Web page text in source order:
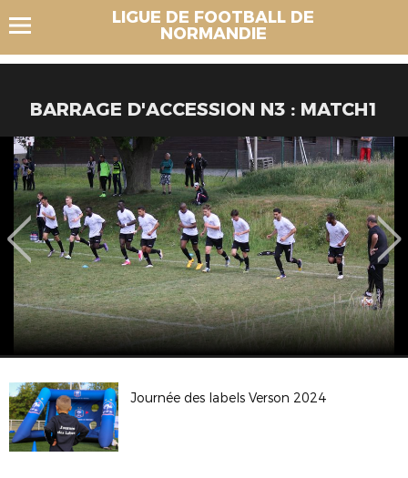
LIGUE DE FOOTBALL DE
NORMANDIE
BARRAGE D'ACCESSION N3 : MATCH1
Journée des labels Verson 2024